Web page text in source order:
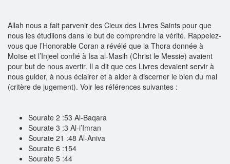
Allah nous a fait parvenir des Cieux des Livres Saints pour que
nous les étudiions dans le but de comprendre la vérité. Rappelez-
vous que l’Honorable Coran a révélé que la Thora donnée à
Moïse et l’Injeel confié à Isa al-Masih (Christ le Messie) avaient
pour but de nous avertir. Il a dit que ces Livres devaient servir à
nous guider, à nous éclairer et à aider à discerner le bien du mal
(critère de jugement). Voir les références suivantes :
Sourate 2 :53 Al-Baqara
Sourate 3 :3 Al-i’Imran
Sourate 21 :48 Al-Aniva
Sourate 6 :154
Sourate 5 :44